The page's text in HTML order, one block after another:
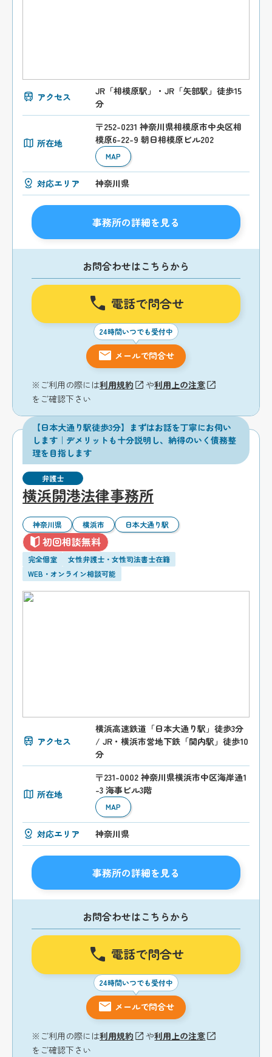
アクセス
JR「相模原駅」・JR「矢部駅」徒歩15
分
所在地
〒252-0231 神奈川県相模原市中央区相
模原6-22-9 朝日相模原ビル202
MAP
対応エリア 神奈川県
事務所の詳細を見る
お問合わせはこちらから
電話で問合せ
24時間いつでも受付中
メールで問合せ
※ご利用の際には利用規約 や利用上の注意
をご確認下さい
【日本大通り駅徒歩3分】まずはお話を丁寧にお伺い
します｜デメリットも十分説明し、納得のいく債務整
理を目指します
弁護士
横浜開港法律事務所
神奈川県 横浜市 日本大通り駅
初回相談無料
完全個室
女性弁護士・女性司法書士在籍
WEB・オンライン相談可能
アクセス
横浜高速鉄道「日本大通り駅」徒歩3分
/ JR・横浜市営地下鉄「関内駅」徒歩10
分
所在地
〒231-0002 神奈川県横浜市中区海岸通1
-3 海事ビル3階
MAP
対応エリア 神奈川県
事務所の詳細を見る
お問合わせはこちらから
電話で問合せ
24時間いつでも受付中
メールで問合せ
※ご利用の際には利用規約 や利用上の注意
をご確認下さい